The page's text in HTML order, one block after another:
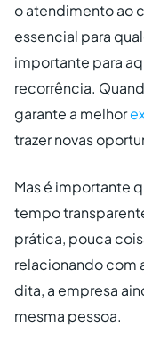
o atendimento ao
essencial para
importante para
recorrência.
garante a melhor
trazer novas
Mas é importante
tempo
prática, pouca
relacionando com
dita, a empresa
mesma pessoa.